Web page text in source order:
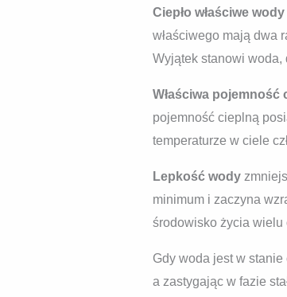
Ciepło właściwe
właściwego mają dwa
Wyjątek stanowi woda,
Właściwa pojemność
pojemność cieplną
temperaturze w ciele
Lepkość wody
minimum i zaczyna
środowisko życia wielu
Gdy woda jest w
a zastygając w fazie